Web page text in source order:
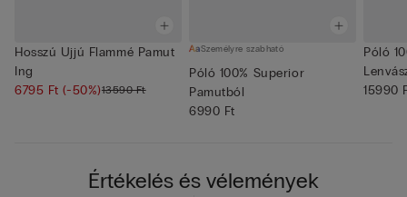
Hosszú Ujjú Flammé Pamut
Ing
6795 Ft(-50%)13590 Ft
Személyre szabható
Póló 100% Superior
Pamutból
6990 Ft
Póló
15990
Értékelés és vélemények